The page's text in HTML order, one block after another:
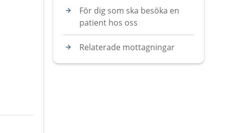
För dig som ska besöka en
patient hos oss
Relaterade mottagningar